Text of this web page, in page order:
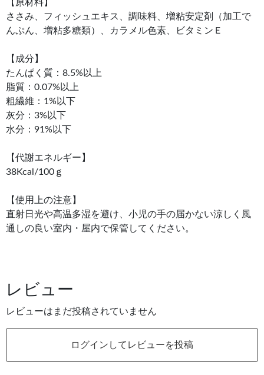
【原材料】
ささみ、フィッシュエキス、調味料、増粘安定剤（加工で
んぷん、増粘多糖類）、カラメル色素、ビタミンＥ
【成分】
たんぱく質：8.5%以上
脂質：0.07%以上
粗繊維：1%以下
灰分：3%以下
水分：91%以下
【代謝エネルギー】
38Kcal/100ｇ
【使用上の注意】
直射日光や高温多湿を避け、小児の手の届かない涼しく風
通しの良い室内・屋内で保管してください。
レビュー
レビューはまだ投稿されていません
ログインしてレビューを投稿